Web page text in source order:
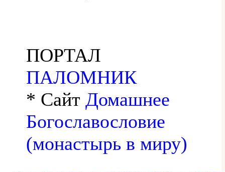
ПОРТАЛ
ПАЛОМНИК
* Сайт Домашнее
Богославословие
(монастырь в миру)